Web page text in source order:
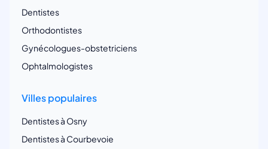
Dentistes
Orthodontistes
Gynécologues-obstetriciens
Ophtalmologistes
Villes populaires
Dentistes à Osny
Dentistes à Courbevoie